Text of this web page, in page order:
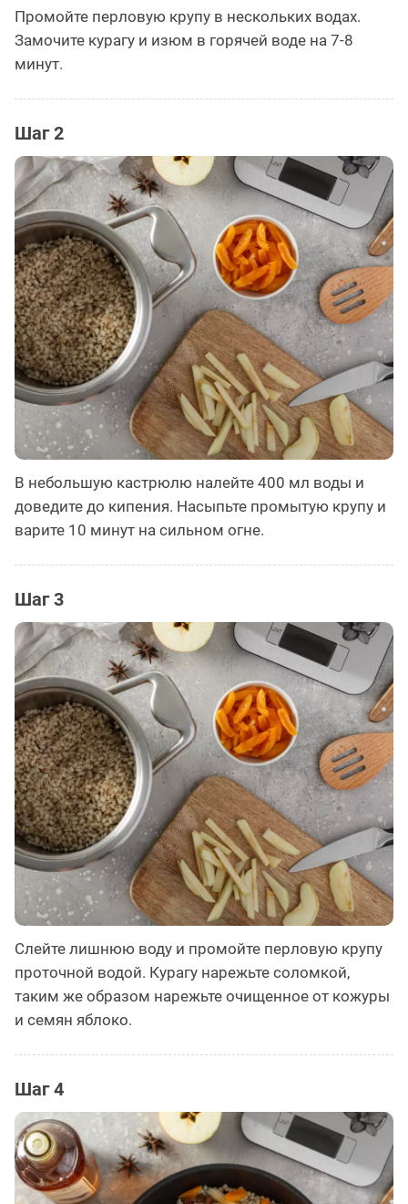
Промойте перловую крупу в нескольких водах.
Замочите курагу и изюм в горячей воде на 7-8
минут.
Шаг 2
В небольшую кастрюлю налейте 400 мл воды и
доведите до кипения. Насыпьте промытую крупу и
варите 10 минут на сильном огне.
Шаг 3
Слейте лишнюю воду и промойте перловую крупу
проточной водой. Курагу нарежьте соломкой,
таким же образом нарежьте очищенное от кожуры
и семян яблоко.
Шаг 4